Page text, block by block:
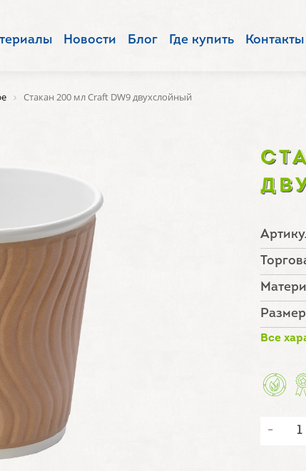
Новости Блог Где купить Контакты
Стакан 200 мл Craft DW9 двухслойный
Все